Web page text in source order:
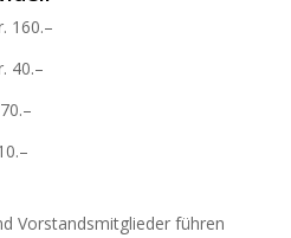
160.–
40.–
Vorstandsmitglieder führen